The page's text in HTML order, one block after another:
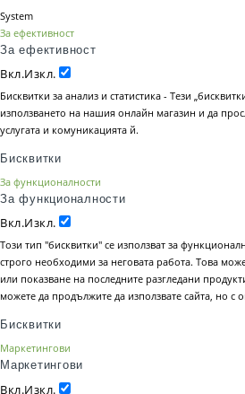
System
За ефективност
За ефективност
Вкл.Изкл.
Бисквитки за анализ и статистика - Тези
използването на нашия онлайн магазин и да
услугата и комуникацията й.
Бисквитки
За функционалности
За функционалности
Вкл.Изкл.
Този тип "бисквитки" се използват за
строго необходими за неговата работа. Това
или показване на последните разгледани
можете да продължите да използвате сайта, но с
Бисквитки
Маркетингови
Маркетингови
Вкл.Изкл.